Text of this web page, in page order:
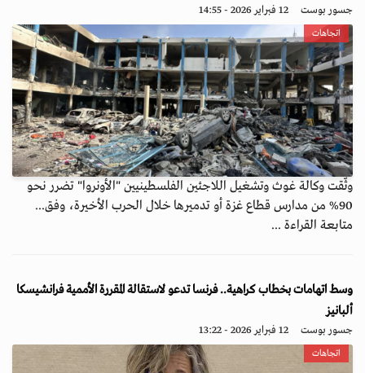
جسور بوست 12 فبراير 2026 - 14:55
اتجاهات
وثّقت وكالة غوث وتشغيل اللاجئين الفلسطينيين "الأونروا" تضرر نحو
90% من مدارس قطاع غزة أو تدميرها خلال الحرب الأخيرة، وفق...
متابعة القراءة ...
وسط اتهامات بخطاب كراهية.. فرنسا تدعو لاستقالة المقررة الأممية فرانشيسكا
ألبانيز
جسور بوست 12 فبراير 2026 - 13:22
اتجاهات